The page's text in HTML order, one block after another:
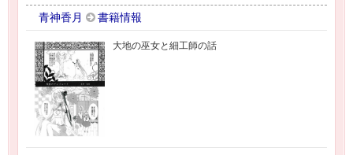
青神香月 書籍情報
大地の巫女と細工師の話